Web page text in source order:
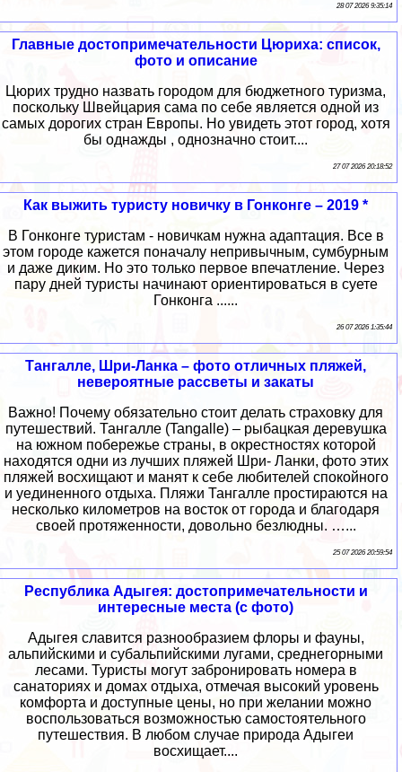
28 07 2026 9:35:14
Главные достопримечательности Цюриха: список,
фото и описание
Цюрих трудно назвать городом для бюджетного туризма,
поскольку Швейцария сама по себе является одной из
самых дорогих стран Европы. Но увидеть этот город, хотя
бы однажды , однозначно стоит....
27 07 2026 20:18:52
Как выжить туристу новичку в Гонконге – 2019 *
В Гонконге туристам - новичкам нужна адаптация. Все в
этом городе кажется поначалу непривычным, сумбурным
и даже диким. Но это только первое впечатление. Через
пару дней туристы начинают ориентироваться в суете
Гонконга ......
26 07 2026 1:35:44
Тангалле, Шри-Ланка – фото отличных пляжей,
невероятные рассветы и закаты
Важно! Почему обязательно стоит делать страховку для
путешествий. Тангалле (Tangalle) – рыбацкая деревушка
на южном побережье страны, в окрестностях которой
находятся одни из лучших пляжей Шри- Ланки, фото этих
пляжей восхищают и манят к себе любителей спокойного
и уединенного отдыха. Пляжи Тангалле простираются на
несколько километров на восток от города и благодаря
своей протяженности, довольно безлюдны. …...
25 07 2026 20:59:54
Республика Адыгея: достопримечательности и
интересные места (с фото)
Адыгея славится разнообразием флоры и фауны,
альпийскими и субальпийскими лугами, среднегорными
лесами. Туристы могут забронировать номера в
санаториях и домах отдыха, отмечая высокий уровень
комфорта и доступные цены, но при желании можно
воспользоваться возможностью самостоятельного
путешествия. В любом случае природа Адыгеи
восхищает....